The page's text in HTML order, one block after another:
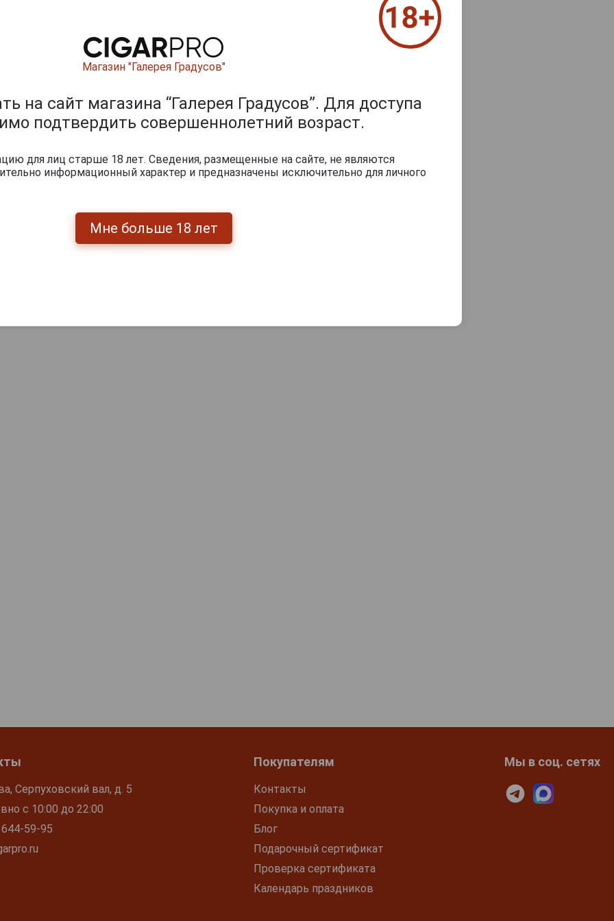
Перейти
Серпуховский вал, д. 5
с 10:00 до 22:00
59-95
Покупателям
Контакты
Покупка и оплата
Блог
Подарочный сертификат
Проверка сертификата
Календарь праздников
Мы в соц. сетях
Магазин "Галерея Градусов"
на сайт магазина “Галерея Градусов”. Для доступа
подтвердить совершеннолетний возраст.
для лиц старше 18 лет. Сведения, размещенные на сайте, не являются
информационный характер и предназначены исключительно для личного
Мне больше 18 лет